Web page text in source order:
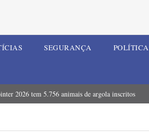
SEGURANÇA POLÍTICA
2026 tem 5.756 animais de argola inscritos